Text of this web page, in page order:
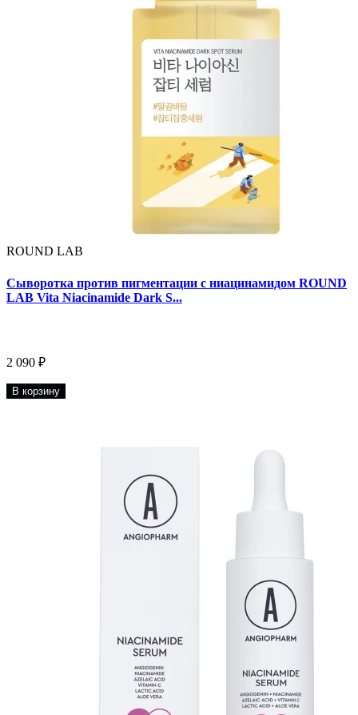
ROUND LAB
Сыворотка против пигментации с ниацинамидом ROUND
LAB Vita Niacinamide Dark S...
2 090 ₽
В корзину